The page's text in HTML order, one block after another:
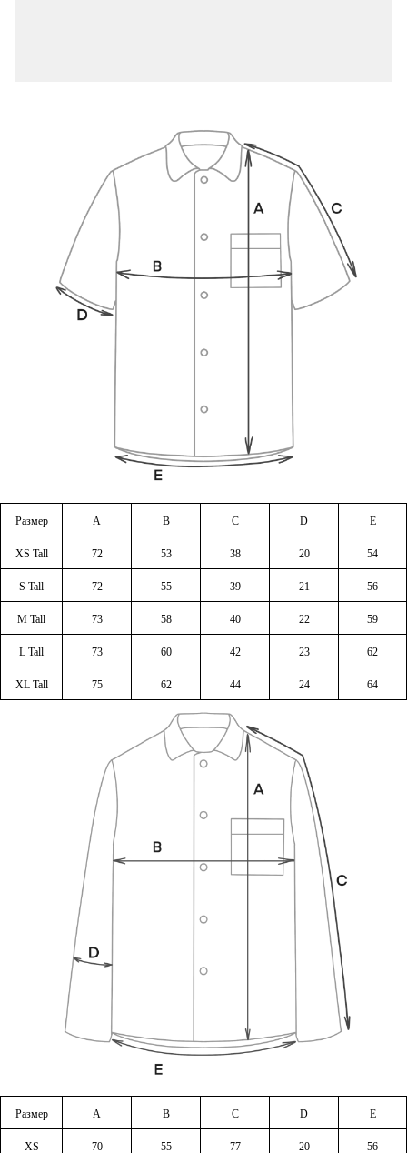
Размер A B C D E
XS Tall 72 53 38 20 54
S Tall 72 55 39 21 56
M Tall 73 58 40 22 59
L Tall 73 60 42 23 62
XL Tall 75 62 44 24 64
Размер A B C D E
XS 70 55 77 20 56